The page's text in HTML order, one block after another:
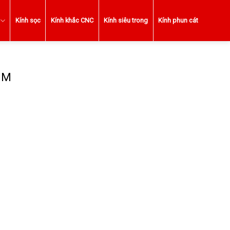
Kính sọc Kính khắc CNC Kính siêu trong Kính phun cát